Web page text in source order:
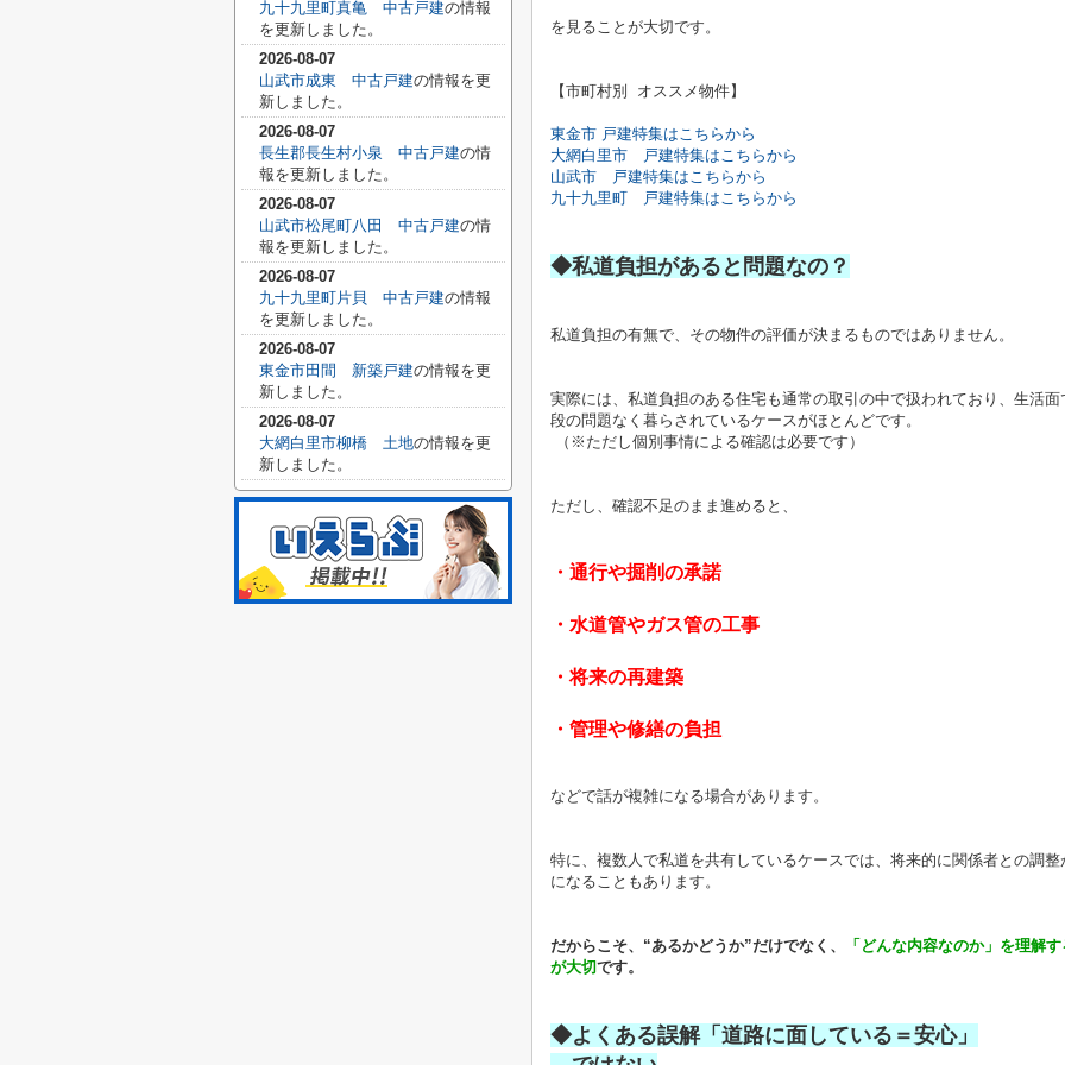
を見ることが大切です。
【市町村別 オススメ物件】
東金市 戸建特集はこちらから
大網白里市 戸建特集はこちらから
山武市 戸建特集はこちらから
九十九里町 戸建特集はこちらから
◆私道負担があると問題なの？
私道負担の有無で、その物件の評価が決まるものではありません。
実際には、私道負担のある住宅も通常の取引の中で扱われており、生活面
段の問題なく暮らされているケースがほとんどです。
（※ただし個別事情による確認は必要です）
ただし、確認不足のまま進めると、
・通行や掘削の承諾
・水道管やガス管の工事
・将来の再建築
・管理や修繕の負担
などで話が複雑になる場合があります。
特に、複数人で私道を共有しているケースでは、将来的に関係者との調整
になることもあります。
だからこそ、“あるかどうか”だけでなく、
「どんな内容なのか」を理解
が大切です。
◆よくある誤解「道路に面している＝安心」
九十九里町真亀 中古戸建の情報
を更新しました。
2026-08-07
山武市成東 中古戸建の情報を更
新しました。
2026-08-07
長生郡長生村小泉 中古戸建の情
報を更新しました。
2026-08-07
山武市松尾町八田 中古戸建の情
報を更新しました。
2026-08-07
九十九里町片貝 中古戸建の情報
を更新しました。
2026-08-07
東金市田間 新築戸建の情報を更
新しました。
2026-08-07
大網白里市柳橋 土地の情報を更
新しました。